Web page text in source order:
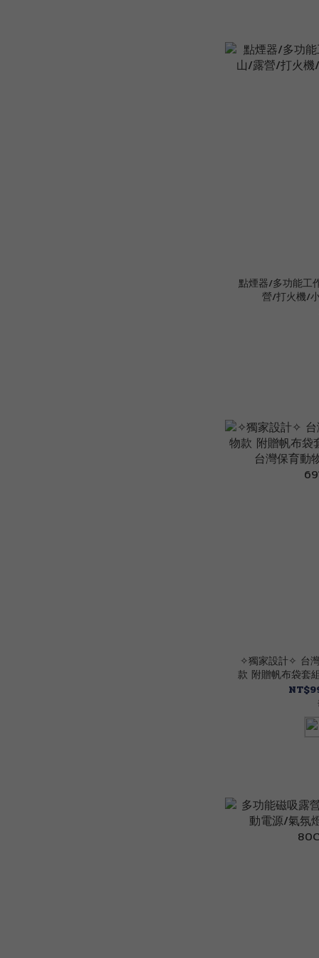
點煙器/多功能工
營/打火機/
✧獨家設計✧ 台
款 附贈帆布袋套
保育動物/房間